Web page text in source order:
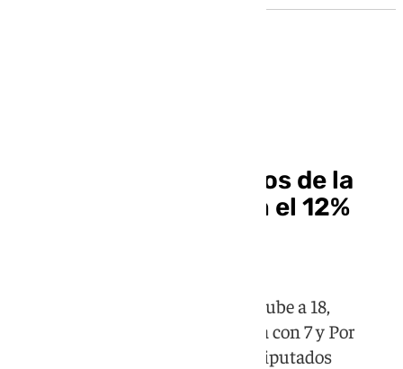
El PP, a ocho diputados de la
mayoría absoluta con el 12%
El PSOE obtiene 33 escaños, Vox sube a 18,
Adelante Andalucía da la sorpresa con 7 y Por
Andalucía baja hasta los cuatro diputados